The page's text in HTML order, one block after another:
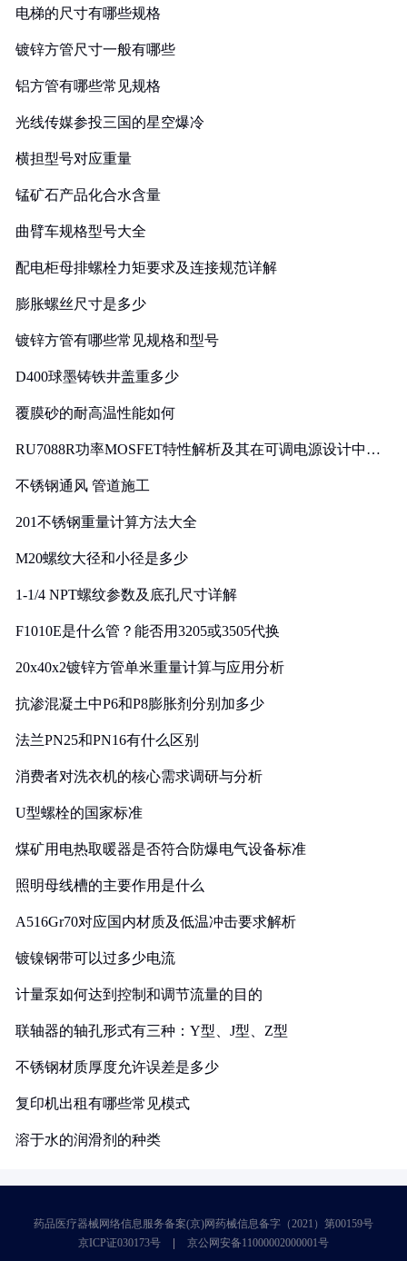
电梯的尺寸有哪些规格
镀锌方管尺寸一般有哪些
铝方管有哪些常见规格
光线传媒参投三国的星空爆冷
横担型号对应重量
锰矿石产品化合水含量
曲臂车规格型号大全
配电柜母排螺栓力矩要求及连接规范详解
膨胀螺丝尺寸是多少
镀锌方管有哪些常见规格和型号
D400球墨铸铁井盖重多少
覆膜砂的耐高温性能如何
RU7088R功率MOSFET特性解析及其在可调电源设计中的
不锈钢通风 管道施工
201不锈钢重量计算方法大全
M20螺纹大径和小径是多少
1-1/4 NPT螺纹参数及底孔尺寸详解
F1010E是什么管？能否用3205或3505代换
20x40x2镀锌方管单米重量计算与应用分析
抗渗混凝土中P6和P8膨胀剂分别加多少
法兰PN25和PN16有什么区别
消费者对洗衣机的核心需求调研与分析
U型螺栓的国家标准
煤矿用电热取暖器是否符合防爆电气设备标准
照明母线槽的主要作用是什么
A516Gr70对应国内材质及低温冲击要求解析
镀镍钢带可以过多少电流
计量泵如何达到控制和调节流量的目的
联轴器的轴孔形式有三种：Y型、J型、Z型
不锈钢材质厚度允许误差是多少
复印机出租有哪些常见模式
溶于水的润滑剂的种类
药品医疗器械网络信息服务备案(京)网药械信息备字（2021）第00159号
京ICP证030173号
京公网安备11000002000001号